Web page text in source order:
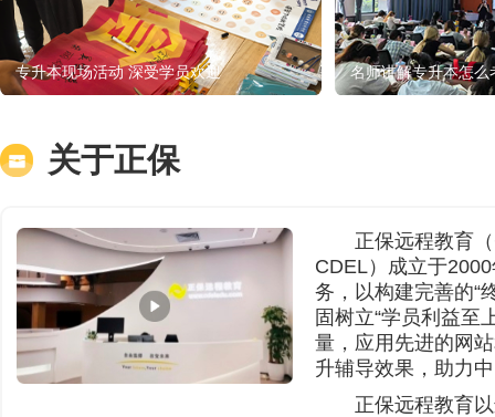
英语组骨干讲师，优秀员工。有独特的
教学思路以及方法，上课通俗易懂，深
受学生喜爱。所带学生升入本科人数超
过5000人。
教学循循善诱，宽
主编的安徽专升本
教材等已成为安徽
书。
专升本现场活动 深受学员欢迎 名师讲解专升本怎么
关于正保
正保远程教育
CDEL）成立于
务，以构建完善的“
固树立“学员利益至
量，应用先进的网
升辅导效果，助力
正保远程教育